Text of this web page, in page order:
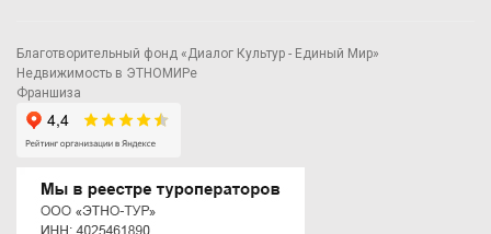
Благотворительный фонд «Диалог Культур - Единый Мир»
Недвижимость в ЭТНОМИРе
Франшиза